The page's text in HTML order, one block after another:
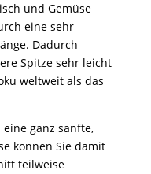
und Gemüse
eine sehr
Dadurch
Spitze sehr leicht
weltweit als das
ganz sanfte,
können Sie damit
teilweise